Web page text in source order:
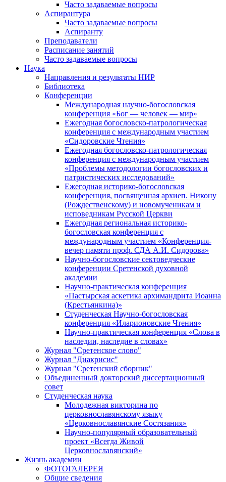
Часто задаваемые вопросы
Аспирантура
Часто задаваемые вопросы
Аспиранту
Преподаватели
Расписание занятий
Часто задаваемые вопросы
Наука
Направления и результаты НИР
Библиотека
Конференции
Международная научно-богословская
конференция «Бог — человек — мир»
Ежегодная богословско-патрологическая
конференция с международным участием
«Сидоровские Чтения»
Ежегодная богословско-патрологическая
конференция с международным участием
«Проблемы методологии богословских и
патристических исследований»
Ежегодная историко-богословская
конференция, посвященная архиеп. Никону
(Рождественскому) и новомученикам и
исповедникам Русской Церкви
Ежегодная региональная историко-
богословская конференция с
международным участием «Конференция-
вечер памяти проф. СДА А.И. Сидорова»
Научно-богословские сектоведческие
конференции Сретенской духовной
академии
Научно-практическая конференция
«Пастырская аскетика архимандрита Иоанна
(Крестьянкина)»
Студенческая Научно-богословская
конференция «Иларионовские Чтения»
Научно-практическая конференция «Cлова в
наследии, наследие в словах»
Журнал "Сретенское слово"
Журнал "Диакрисис"
Журнал "Сретенский сборник"
Объединенный докторский диссертационный
совет
Студенческая наука
Молодежная викторина по
церковнославянскому языку
«Церковнославянские Состязания»
Научно-популярный образовательный
проект «Всегда Живой
Церковнославянский»
Жизнь академии
ФОТОГАЛЕРЕЯ
Общие сведения